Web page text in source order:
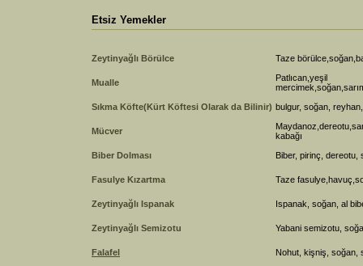
Etsiz Yemekler
Zeytinyağlı Börülce Taze
Mualle
Patlıcan,yeşil
Sıkma Köfte(Kürt Köftesi Olarak da Bilinir) bulgur, soğan,
Mücver
kabağı
Biber Dolması
Biber, pirinç, dereotu,
Fasulye Kızartma Taze
Zeytinyağlı Ispanak Ispanak, soğan, al
Zeytinyağlı Semizotu Yabani semizotu,
Falafel Nohut, kişniş, soğan,